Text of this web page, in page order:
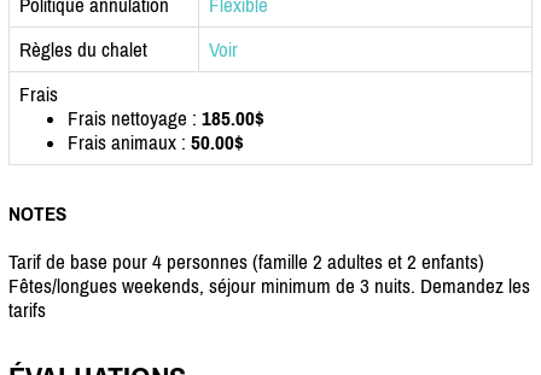
Règles du chalet
Voir
Frais
Frais nettoyage : 185.00$
Frais animaux : 50.00$
NOTES
Tarif de base pour 4 personnes (famille 2 adultes et 2 enfants)
Fêtes/longues weekends, séjour minimum de 3 nuits. Demandez les
tarifs